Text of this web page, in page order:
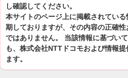
し確認してください。
本サイトのページ上に掲載されてい
期しておりますが、その内容の正確
ではありません。 当該情報に基づい
も、株式会社NTTドコモおよび情報
ます。